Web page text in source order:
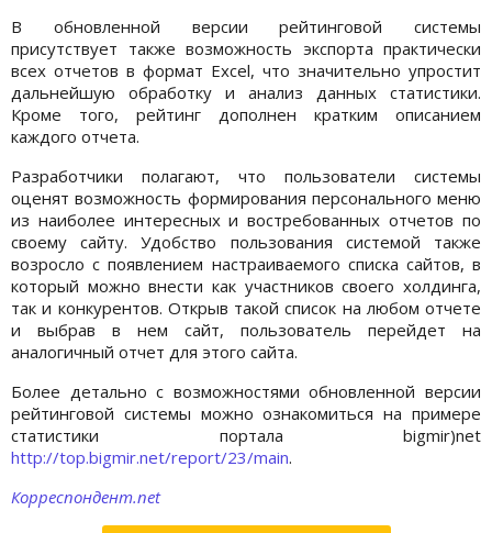
В обновленной версии рейтинговой системы
присутствует также возможность экспорта практически
всех отчетов в формат Excel, что значительно упростит
дальнейшую обработку и анализ данных статистики.
Кроме того, рейтинг дополнен кратким описанием
каждого отчета.
Разработчики полагают, что пользователи системы
оценят возможность формирования персонального меню
из наиболее интересных и востребованных отчетов по
своему сайту. Удобство пользования системой также
возросло с появлением настраиваемого списка сайтов, в
который можно внести как участников своего холдинга,
так и конкурентов. Открыв такой список на любом отчете
и выбрав в нем сайт, пользователь перейдет на
аналогичный отчет для этого сайта.
Более детально с возможностями обновленной версии
рейтинговой системы можно ознакомиться на примере
статистики портала bigmir)net
http://top.bigmir.net/report/23/main.
Корреспондент.net